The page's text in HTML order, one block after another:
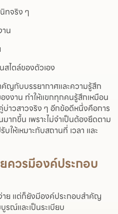
ทจริง ๆ
น
สไตล์ของตัวเอง
ญกับบรรยากาศและความรู้สึก
งงาน ทำให้แขกทุกคนรู้สึกเหมือน
าวสาวจริง ๆ อีกข้อดีหนึ่งคือการ
ากขึ้น เพราะไม่จำเป็นต้องยึดตาม
ห้เหมาะกับสถานที่ เวลา และ
ควรมีองค์ประกอบ
าย แต่ก็ยังมีองค์ประกอบสำคัญ
รณ์และเป็นระเบียบ